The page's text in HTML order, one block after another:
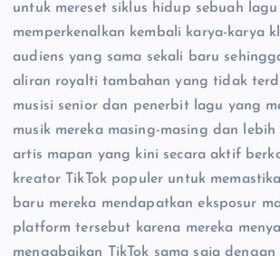
untuk mereset siklus hidup sebuah
memperkenalkan kembali karya-karya
audiens yang sama sekali baru
aliran royalti tambahan yang tidak
musisi senior dan penerbit lagu yang
musik mereka masing-masing dan
artis mapan yang kini secara aktif
kreator TikTok populer untuk
baru mereka mendapatkan eksposur
platform tersebut karena mereka
mengabaikan TikTok sama saja